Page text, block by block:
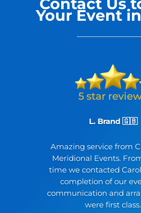
Your Event
L. Brand 🇬🇧
Amazing service from
Meridional Events.
time we contacted
completion of our
communication and
were first class.